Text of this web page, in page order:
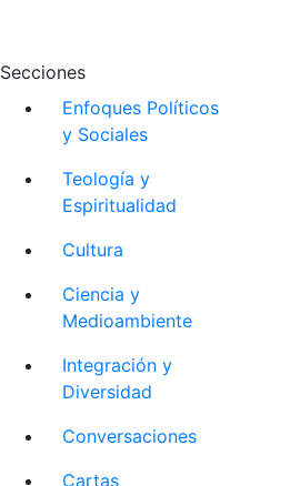
Secciones
Enfoques Políticos
y Sociales
Teología y
Espiritualidad
Cultura
Ciencia y
Medioambiente
Integración y
Diversidad
Conversaciones
Cartas